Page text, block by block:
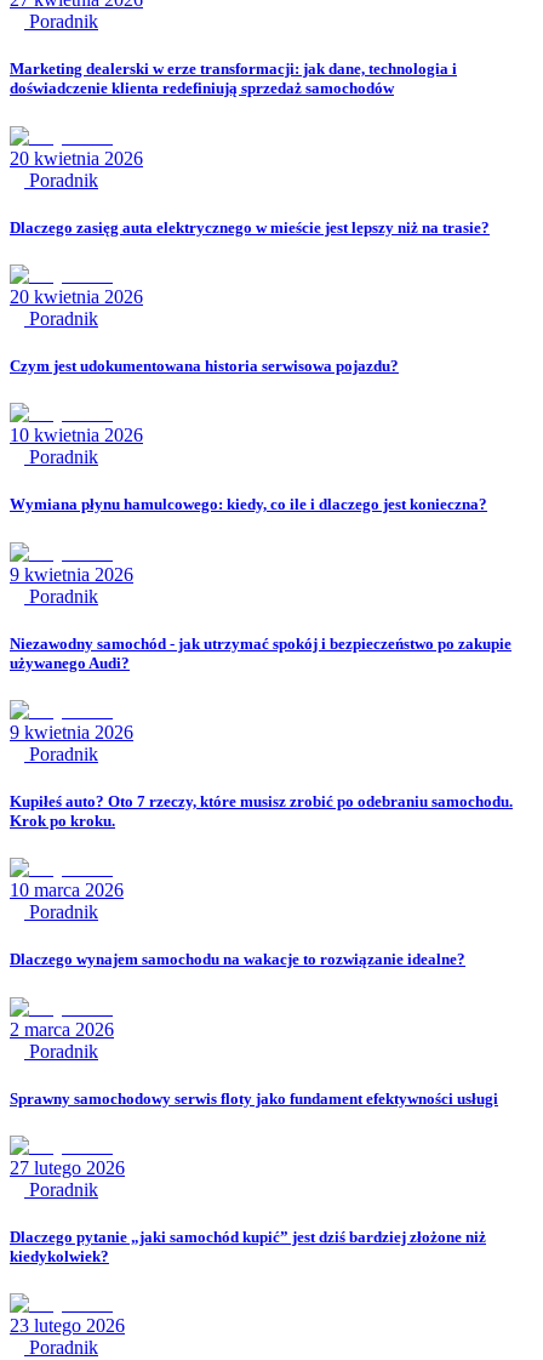
Poradnik
Marketing dealerski w erze transformacji: jak dane, technologia i
doświadczenie klienta redefiniują sprzedaż samochodów
20 kwietnia 2026
Poradnik
Dlaczego zasięg auta elektrycznego w mieście jest lepszy niż na trasie?
20 kwietnia 2026
Poradnik
Czym jest udokumentowana historia serwisowa pojazdu?
10 kwietnia 2026
Poradnik
Wymiana płynu hamulcowego: kiedy, co ile i dlaczego jest konieczna?
9 kwietnia 2026
Poradnik
Niezawodny samochód - jak utrzymać spokój i bezpieczeństwo po zakupie
używanego Audi?
9 kwietnia 2026
Poradnik
Kupiłeś auto? Oto 7 rzeczy, które musisz zrobić po odebraniu samochodu.
Krok po kroku.
10 marca 2026
Poradnik
Dlaczego wynajem samochodu na wakacje to rozwiązanie idealne?
2 marca 2026
Poradnik
Sprawny samochodowy serwis floty jako fundament efektywności usługi
27 lutego 2026
Poradnik
Dlaczego pytanie „jaki samochód kupić” jest dziś bardziej złożone niż
kiedykolwiek?
23 lutego 2026
Poradnik